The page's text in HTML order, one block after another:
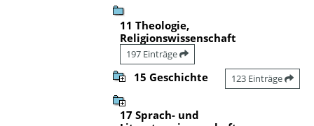
11 Theologie,
Religionswissenschaft
197 Einträge
15 Geschichte 123 Einträge
17 Sprach- und